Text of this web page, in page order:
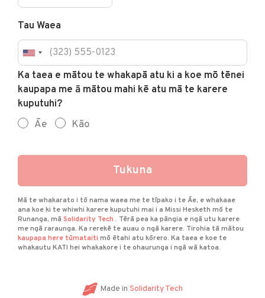
Tau Waea
Ka
taea
e
mātou
te
atu
ki
a
koe
Ka taea e mātou te whakapā atu ki a koe mō tēnei
kaupapa me ā mātou mahi kē atu mā te karere
kuputuhi?
Āe
Kāo
Tukuna
Mā te whakarato i tō nama waea me te tīpako i te Āe, e whakaae
ana koe ki te whiwhi karere kuputuhi mai i a Missi Hesketh mō te
Runanga, mā Solidarity Tech . Tērā pea ka pāngia e ngā utu karere
me ngā raraunga. Ka rerekē te auau o ngā karere. Tirohia tā mātou
kaupapa here tūmataiti mō ētahi atu kōrero. Ka taea e koe te
whakautu KATI hei whakakore i te ohaurunga i ngā wā katoa.
Made in Solidarity Tech